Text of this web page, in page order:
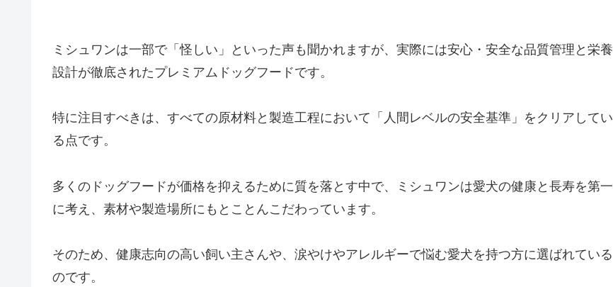
ミシュワンは一部で「怪しい」といった声も聞かれますが、実際には安心・安全な品質管理と栄養
設計が徹底されたプレミアムドッグフードです。
特に注目すべきは、すべての原材料と製造工程において「人間レベルの安全基準」をクリアしてい
る点です。
多くのドッグフードが価格を抑えるために質を落とす中で、ミシュワンは愛犬の健康と長寿を第一
に考え、素材や製造場所にもとことんこだわっています。
そのため、健康志向の高い飼い主さんや、涙やけやアレルギーで悩む愛犬を持つ方に選ばれている
のです。